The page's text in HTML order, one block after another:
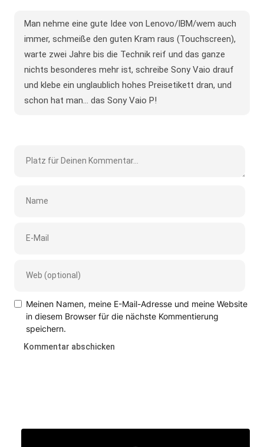
Man nehme eine gute Idee von Lenovo/IBM/wem auch
immer, schmeiße den guten Kram raus (Touchscreen),
warte zwei Jahre bis die Technik reif und das ganze
nichts besonderes mehr ist, schreibe Sony Vaio drauf
und klebe ein unglaublich hohes Preisetikett dran, und
schon hat man... das Sony Vaio P!
Meinen Namen, meine E-Mail-Adresse und meine Website
in diesem Browser für die nächste Kommentierung
speichern.